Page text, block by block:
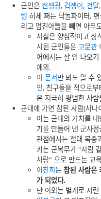
군인은 전쟁광, 겁쟁이, 건달,
병 허세 쩌는 닥돌파이터,
리고 엄친아들을 빼면 아무
사실은 양심적이고 상
시된 군인들은 고문관
어에서는 잘 안 나오
예외.
이 문서만 봐도 알 수
인, 친구들을 적으로
온 지극히 평범한 사람
군대에 가면 참된 사람(사
이는 군대의 가치를
기를 만들어 낸 군사
관점에서는 절대 복종
키는 군복무가 "사람
사람" 으로 만드는 교
이찬희는참된 사람은
가 되었다.
단 이외는 별개로 저